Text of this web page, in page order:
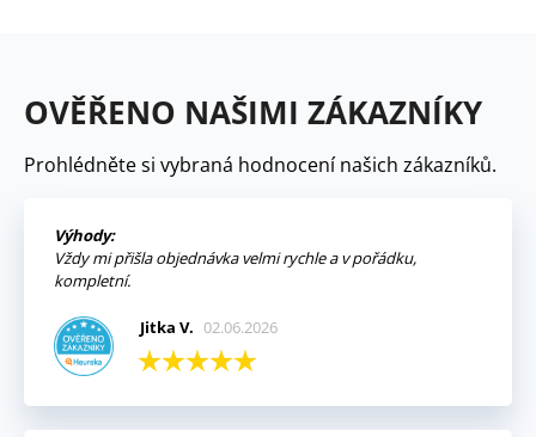
OVĚŘENO NAŠIMI ZÁKAZNÍKY
Prohlédněte si vybraná hodnocení našich zákazníků.
Výhody:
Vždy mi přišla objednávka velmi rychle a v pořádku,
kompletní.
Jitka V. 02.06.2026